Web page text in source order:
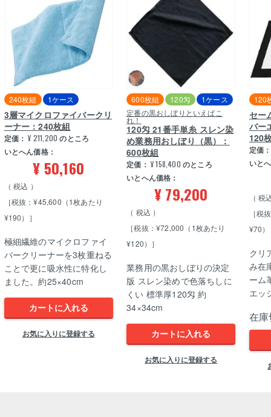
240枚組 1ケース
3層マイクロファイバークリ
ーナー：240枚組
定価： ¥ 211,200 のところ
いとへん価格：
¥ 50,160
税込
［税抜：¥45,600（1枚あたり
¥190）］
極細繊維のマイクロファイ
バークリーナーを3枚重ねる
ことで更に吸水性に特化し
ました。約25×40cm
カートに入れる
お気に入りに登録する
600枚組 120匁
1ケース
定番の黒おしぼりといえばこ
れ！
120匁 21番手単糸 スレン染
め業務用おしぼり（黒）：
600枚組
定価： ¥ 158,400 のところ
いとへん価格：
¥79,200
税込
［税抜：¥72,000（1枚あたり
¥120）］
業務用の黒おしぼりの決定
版 スレン染めで色落ちしに
くい 標準厚120匁 約
34×34cm
カートに入れる
お気に入りに登録する
120
セー
バー
120
定価：
いと
税
［税
¥70
クリ
み在
ーム
エッ
在